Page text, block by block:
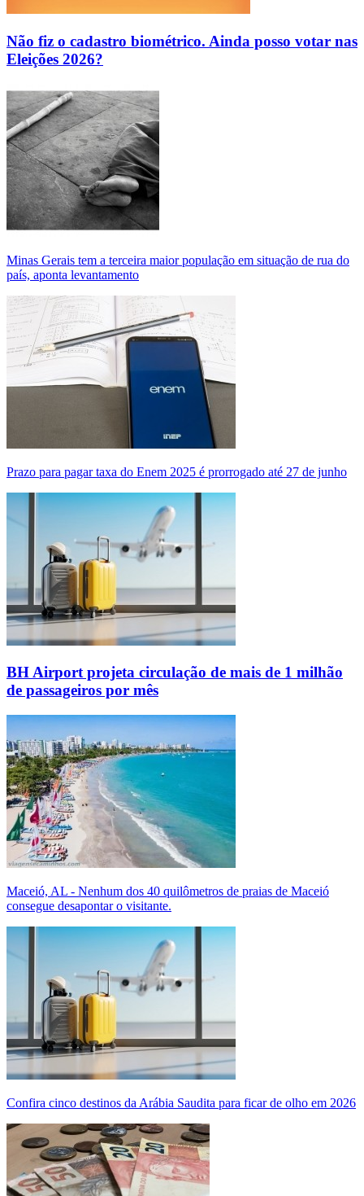
Não fiz o cadastro biométrico. Ainda posso votar nas
Eleições 2026?
Minas Gerais tem a terceira maior população em situação de rua do
país, aponta levantamento
Prazo para pagar taxa do Enem 2025 é prorrogado até 27 de junho
BH Airport projeta circulação de mais de 1 milhão
de passageiros por mês
Maceió, AL - Nenhum dos 40 quilômetros de praias de Maceió
consegue desapontar o visitante.
Confira cinco destinos da Arábia Saudita para ficar de olho em 2026